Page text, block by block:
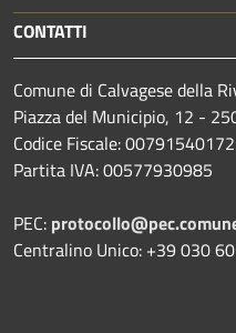
CONTATTI
Comune di Calvagese della
Piazza del Municipio, 12 -
Codice Fiscale: 00791540172
Partita IVA: 00577930985
PEC:
Centralino Unico: +39 030